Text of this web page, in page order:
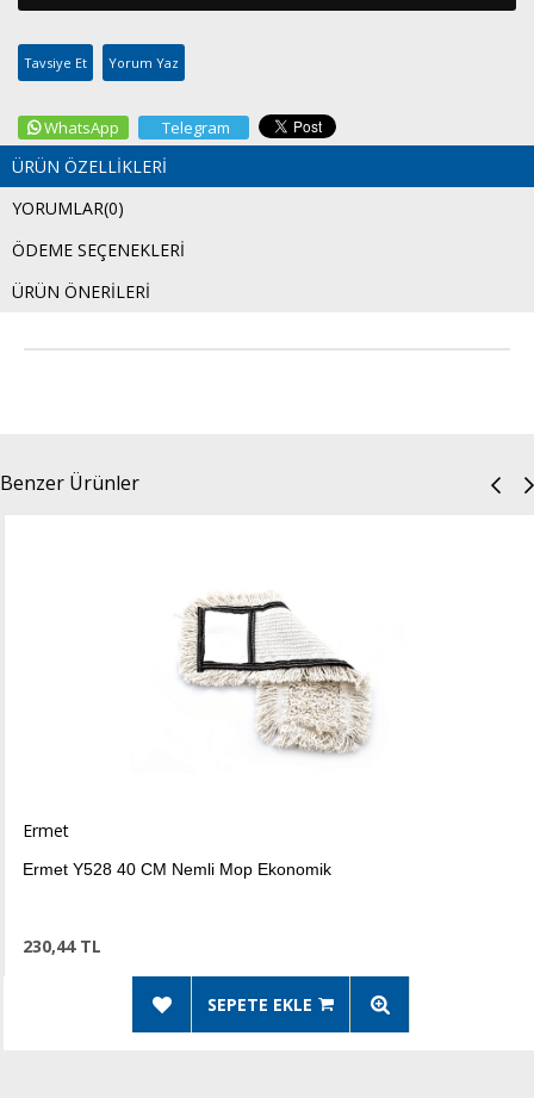
Tavsiye Et Yorum Yaz
WhatsApp Telegram
ÜRÜN ÖZELLIKLERI
YORUMLAR(0)
ÖDEME SEÇENEKLERI
ÜRÜN ÖNERILERI
Benzer Ürünler
Ermet
Ermet Y528 40 CM Nemli Mop Ekonomik
230,44 TL
SEPETE EKLE